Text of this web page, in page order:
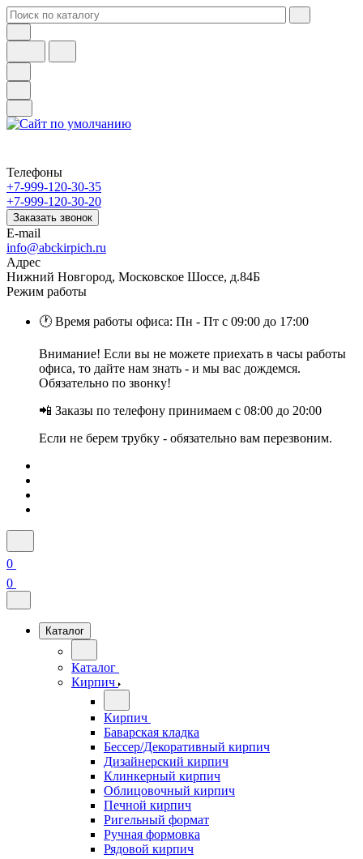
Телефоны
+7-999-120-30-35
+7-999-120-30-20
Заказать звонок
E-mail
info@abckirpich.ru
Адрес
Нижний Новгород, Московское Шоссе, д.84Б
Режим работы
🕐 Время работы офиса: Пн - Пт с 09:00 до 17:00
Внимание! Если вы не можете приехать в часы работы
офиса, то дайте нам знать - и мы вас дождемся.
Обязательно по звонку!
📲 Заказы по телефону принимаем с 08:00 до 20:00
Если не берем трубку - обязательно вам перезвоним.
0
0
Каталог
Каталог
Кирпич
Кирпич
Баварская кладка
Бессер/Декоративный кирпич
Дизайнерский кирпич
Клинкерный кирпич
Облицовочный кирпич
Печной кирпич
Ригельный формат
Ручная формовка
Рядовой кирпич